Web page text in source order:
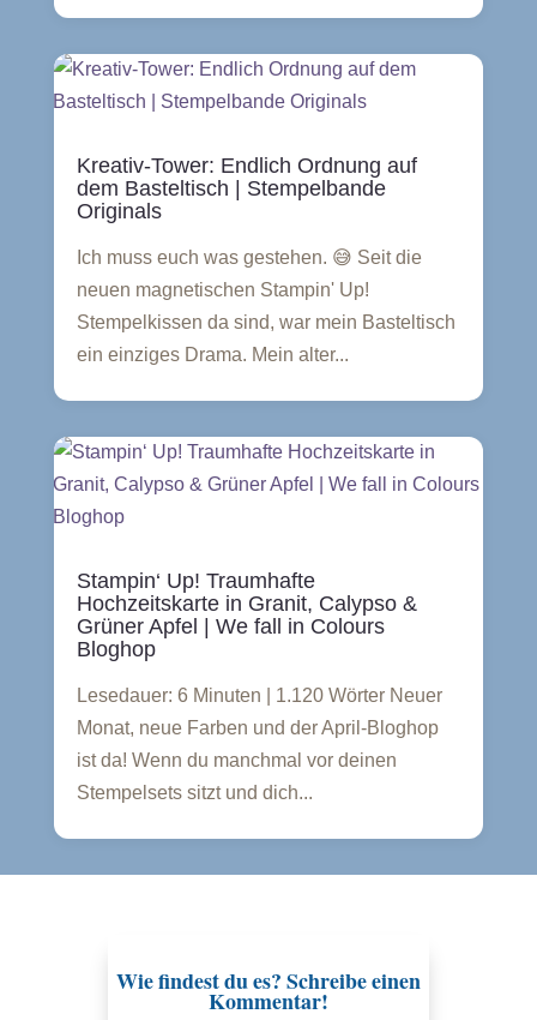
Kreativ-Tower: Endlich Ordnung auf
dem Basteltisch | Stempelbande
Originals
Ich muss euch was gestehen. 😅 Seit die
neuen magnetischen Stampin' Up!
Stempelkissen da sind, war mein Basteltisch
ein einziges Drama. Mein alter...
Stampin‘ Up! Traumhafte
Hochzeitskarte in Granit, Calypso &
Grüner Apfel | We fall in Colours
Bloghop
Lesedauer: 6 Minuten | 1.120 Wörter Neuer
Monat, neue Farben und der April-Bloghop
ist da! Wenn du manchmal vor deinen
Stempelsets sitzt und dich...
Wie findest du es? Schreibe einen
Kommentar!